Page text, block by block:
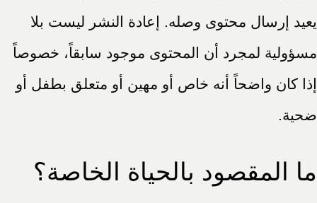
يعيد إرسال محتوى وصله. إعادة النشر ليست بلا
مسؤولية لمجرد أن المحتوى موجود سابقاً، خصوصاً
إذا كان واضحاً أنه خاص أو مهين أو متعلق بطفل أو
ضحية.
ما المقصود بالحياة الخاصة؟